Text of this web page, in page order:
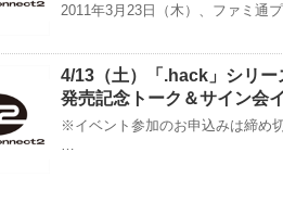
2011年3月23日（木）、ファミ通
4/13（土）「.hack」シリ
発売記念トーク＆サイン会
※イベント参加のお申込みは締め
…